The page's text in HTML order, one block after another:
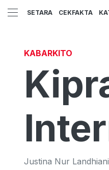
SETARA CEKFAKTA
KABARKITO
Justina Nur Landhiani